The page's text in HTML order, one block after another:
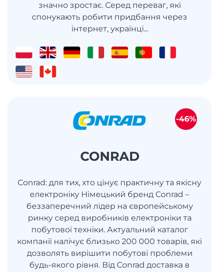
значно зростає. Серед переваг, які
спонукають робити придбання через
інтернет, українці...
CONRAD
Conrad: для тих, хто цінує практичну та якісну
електроніку Німецький бренд Conrad –
беззаперечний лідер на європейському
ринку серед виробників електроніки та
побутової техніки. Актуальний каталог
компанії налічує близько 200 000 товарів, які
дозволять вирішити побутові проблеми
будь-якого рівня. Від Conrad доставка в
-46%